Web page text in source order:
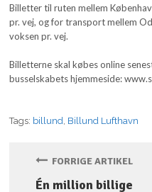
Billetter til ruten mellem
pr. vej, og for transport mellem
voksen pr. vej.
Billetterne skal købes online
busselskabets hjemmeside:
Tags: billund, Billund Lufthavn
FORRIGE ARTIKEL
Én million billige